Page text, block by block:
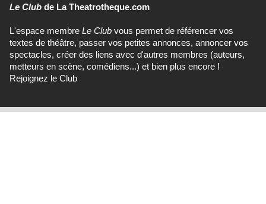
Le Club de La Theatrotheque.com
L'espace membre Le Club vous permet de référencer vos
textes de théâtre, passer vos petites annonces, annoncer vos
spectacles, créer des liens avec d'autres membres (auteurs,
metteurs en scène, comédiens...) et bien plus encore !
Rejoignez le Club